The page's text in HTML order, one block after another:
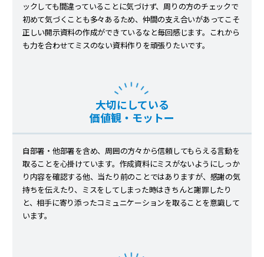
ックしても間違っていることに気づけず、周りの方のチェックで
初めて気づくことも多々あるため、仲間の支え合いがあってこそ
正しい開示資料の作成ができているなと毎回感じます。これから
も力を合わせてミスのない資料作りを頑張りたいです。
大切にしている
価値観・モットー
自部署・他部署を含め、周囲の方々から信頼してもらえる言動を
取ることを心掛けています。作成資料にミスがないようにしっか
り内容を確認する他、当たり前のことではありますが、感謝の気
持ちを伝えたり、ミスをしてしまった時はきちんと謝罪したり
と、相手に寄り添ったコミュニケーションを取ることを意識して
います。